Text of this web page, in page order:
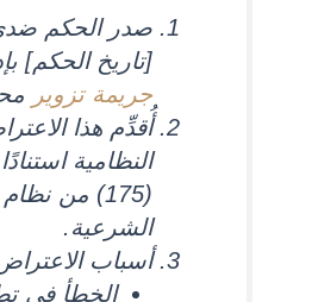
صدر الحكم
[تاريخ الحكم]
جريمة تزوير
أُقدِّم هذا
النظامية
(175) من
الشرعية.
أسباب
الخطأ في